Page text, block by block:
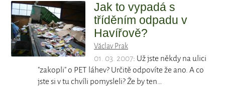
Jak to vypadá s
tříděním odpadu v
Havířově?
Václav Prak
01. 03. 2007: Už jste někdy na ulici
"zakopli" o PET láhev? Určitě odpovíte že ano. A co
jste si v tu chvíli pomysleli? Že by ten…